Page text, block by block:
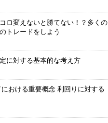
ロ変えないと勝てない！？多くの
トレードをしよう
に対する基本的な考え方
おける重要概念 利回りに対する